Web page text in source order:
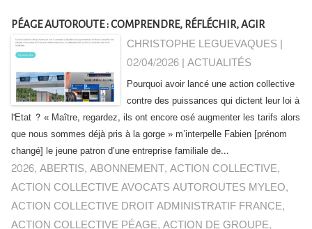
PÉAGE AUTOROUTE : COMPRENDRE, RÉFLÉCHIR, AGIR
CHRISTOPHE LEGUEVAQUES |
02/04/2026|ACTUALITÉS
Pourquoi avoir lancé une action collective
contre des puissances qui dictent leur loi à
l'Etat ? « Maître, regardez, ils ont encore osé augmenter les tarifs alors
que nous sommes déjà pris à la gorge » m’interpelle Fabien [prénom
changé] le jeune patron d’une entreprise familiale de...
2026,ABERTIS,ABONNEMENT,ACTION COLLECTIVE,
ACTION COLLECTIVE AVOCATS AUTOROUTES MYLEO,
ACTION COLLECTIVE DROIT ADMINISTRATIF FRANCE,
ACTION COLLECTIVE PÉAGE,ACTION DE GROUPE,